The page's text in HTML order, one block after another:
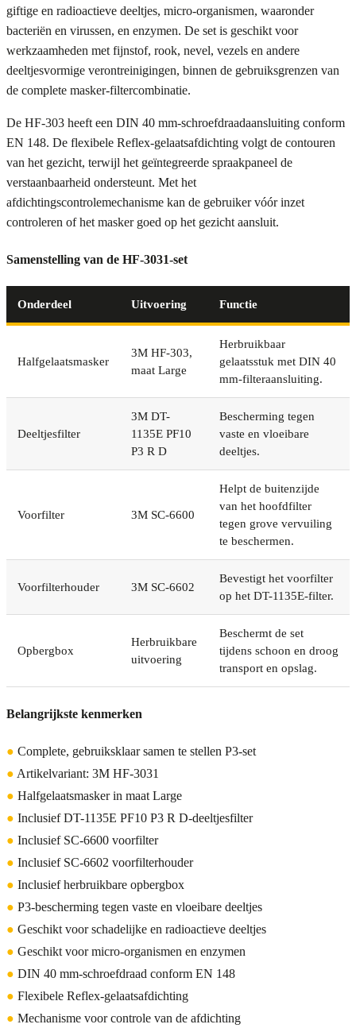
giftige en radioactieve deeltjes, micro-organismen, waaronder
bacteriën en virussen, en enzymen. De set is geschikt voor
werkzaamheden met fijnstof, rook, nevel, vezels en andere
deeltjesvormige verontreinigingen, binnen de gebruiksgrenzen van
de complete masker-filtercombinatie.
De HF-303 heeft een DIN 40 mm-schroefdraadaansluiting conform
EN 148. De flexibele Reflex-gelaatsafdichting volgt de contouren
van het gezicht, terwijl het geïntegreerde spraakpaneel de
verstaanbaarheid ondersteunt. Met het
afdichtingscontrolemechanisme kan de gebruiker vóór inzet
controleren of het masker goed op het gezicht aansluit.
Samenstelling van de HF-3031-set
Onderdeel Uitvoering Functie
Halfgelaatsmasker
3M HF-303,
maat Large
Herbruikbaar
gelaatsstuk met DIN 40
mm-filteraansluiting.
Deeltjesfilter
3M DT-
1135E PF10
P3 R D
Bescherming tegen
vaste en vloeibare
deeltjes.
Voorfilter 3M SC-6600
Helpt de buitenzijde
van het hoofdfilter
tegen grove vervuiling
te beschermen.
Voorfilterhouder 3M SC-6602
Bevestigt het voorfilter
op het DT-1135E-filter.
Opbergbox
Herbruikbare
uitvoering
Beschermt de set
tijdens schoon en droog
transport en opslag.
Belangrijkste kenmerken
● Complete, gebruiksklaar samen te stellen P3-set
● Artikelvariant: 3M HF-3031
● Halfgelaatsmasker in maat Large
● Inclusief DT-1135E PF10 P3 R D-deeltjesfilter
● Inclusief SC-6600 voorfilter
● Inclusief SC-6602 voorfilterhouder
● Inclusief herbruikbare opbergbox
● P3-bescherming tegen vaste en vloeibare deeltjes
● Geschikt voor schadelijke en radioactieve deeltjes
● Geschikt voor micro-organismen en enzymen
● DIN 40 mm-schroefdraad conform EN 148
● Flexibele Reflex-gelaatsafdichting
● Mechanisme voor controle van de afdichting